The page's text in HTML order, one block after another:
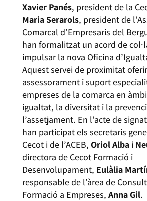
Xavier Panés, president de la
Maria Serarols, president de
Comarcal d’Empresaris del
han formalitzat un acord de
impulsar la nova Oficina
Aquest servei de proximitat
assessorament i suport
empreses de la comarca en
igualtat, la diversitat i la
l’assetjament. En l’acte de
han participat els secretaris
Cecot i de l’ACEB, Oriol Albai
directora de Cecot Formació i
Desenvolupament, Eulàlia
responsable de l’àrea de
Formació a Empreses, Anna Gil.